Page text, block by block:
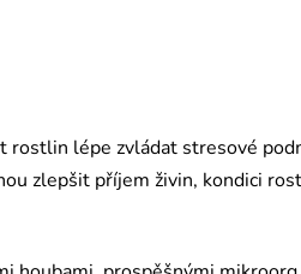
lépe zvládat stresové
zlepšit příjem živin, kondici